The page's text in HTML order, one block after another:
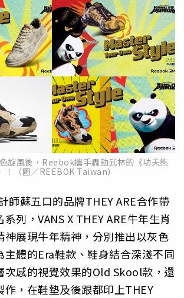
旋風後，Reebok攜手轟動武林的《功夫熊
！（圖／REEBOK Taiwan）
師蘇五口的品牌THEY ARE合作帶
列，VANS X THEY ARE牛年生肖
展現牛年精神， 分別推出以灰色
體的Era鞋款、 鞋身結合深淺不同
次感的視覺效果的Old Skool款，還
作，在鞋墊及後跟都印上THEY